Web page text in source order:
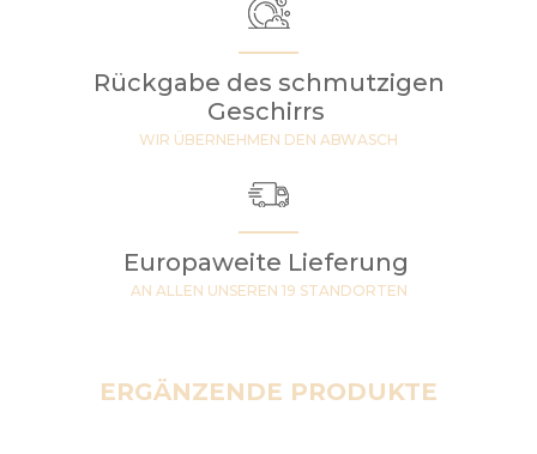
Rückgabe des schmutzigen
Geschirrs
WIR ÜBERNEHMEN DEN ABWASCH
Europaweite Lieferung
AN ALLEN UNSEREN 19 STANDORTEN
ERGÄNZENDE PRODUKTE